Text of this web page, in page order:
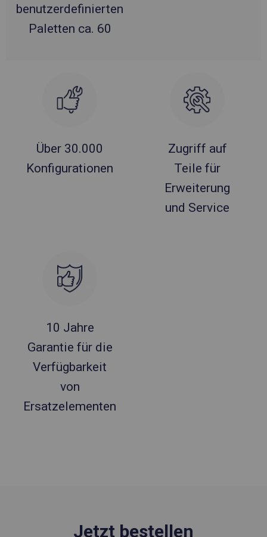
benutzerdefinierten
Paletten ca. 60
Über 30.000
Konfigurationen
Zugriff auf
Teile für
Erweiterung
und Service
10 Jahre
Garantie für die
Verfügbarkeit
von
Ersatzelementen
Jetzt bestellen